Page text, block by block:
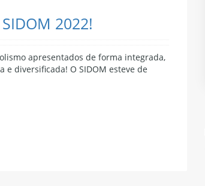
2022!
apresentados de forma integrada,
e diversificada! O SIDOM esteve de